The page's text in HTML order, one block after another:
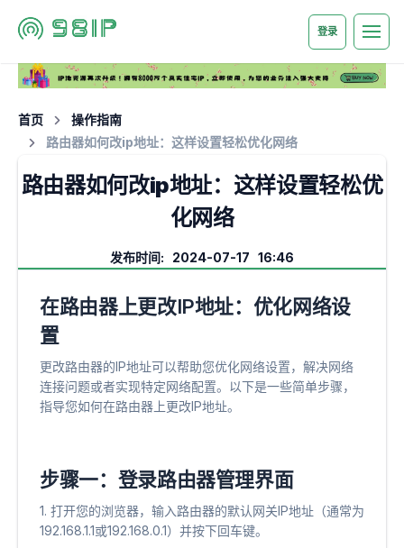
登录
首页
操作指南
路由器如何改ip地址：这样设置轻松优化网络
路由器如何改ip地址：这样设置轻松优
化网络
发布时间: 2024-07-17 16:46
在路由器上更改IP地址：优化网络设
置
更改路由器的IP地址可以帮助您优化网络设置，解决网络
连接问题或者实现特定网络配置。以下是一些简单步骤，
指导您如何在路由器上更改IP地址。
步骤一：登录路由器管理界面
1. 打开您的浏览器，输入路由器的默认网关IP地址（通常为
192.168.1.1或192.168.0.1）并按下回车键。